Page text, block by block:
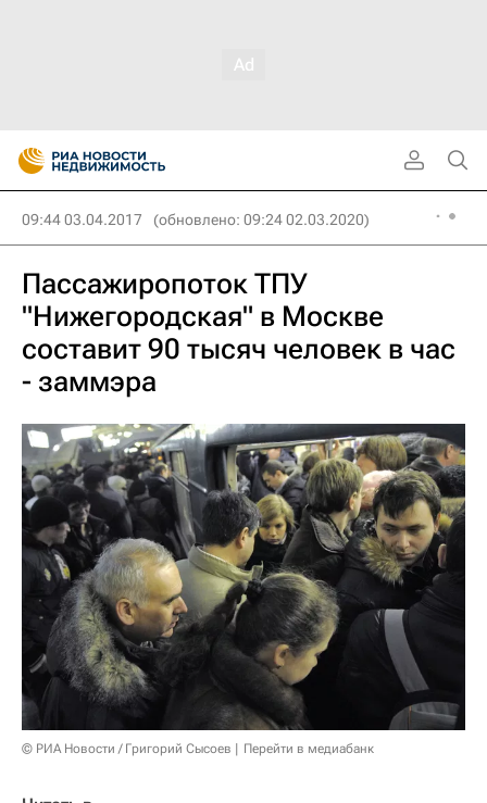
09:44 03.04.2017 (обновлено: 09:24 02.03.2020)
Пассажиропоток ТПУ
"Нижегородская" в Москве
составит 90 тысяч человек в час
- заммэра
© РИА Новости / Григорий Сысоев Перейти в медиабанк